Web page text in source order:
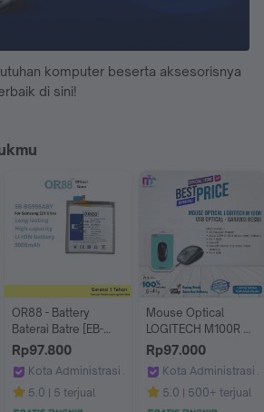
komputer beserta aksesorisnya
di sini!
OR88 - Battery
Baterai Batre [EB-
BG998ABY]
Compatible With
Samsung S21 Ultra
Rp97.800
Kota Administrasi Jakarta Barat
OR88 shop
5.0 5 terjual
Mouse Optical
LOGITECH M100R
USB - Garansi Resmi
Rp97.000
Kota Administrasi
Multifungsi Online
5.0 500+ terjual